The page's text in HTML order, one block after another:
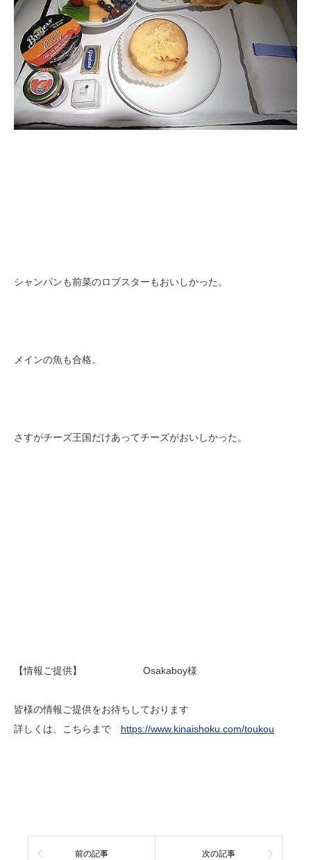
シャンパンも前菜のロブスターもおいしかった。
メインの魚も合格。
さすがチーズ王国だけあってチーズがおいしかった。
【情報ご提供】 Osakaboy様
皆様の情報ご提供をお待ちしております
詳しくは、こちらまで https://www.kinaishoku.com/toukou
前の記事 次の記事